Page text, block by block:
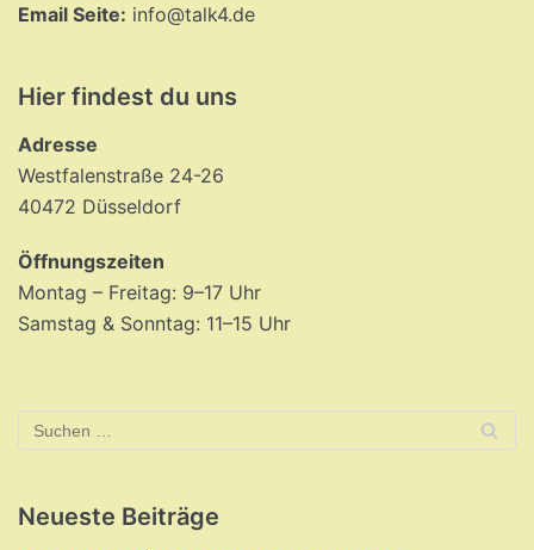
Email Seite: info@talk4.de
Hier findest du uns
Adresse
Westfalenstraße 24-26
40472 Düsseldorf
Öffnungszeiten
Montag – Freitag: 9–17 Uhr
Samstag & Sonntag: 11–15 Uhr
Neueste Beiträge